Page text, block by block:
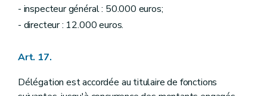
- inspecteur général : 50.000 euros;
- directeur : 12.000 euros.
Art. 17.
Délégation est accordée au titulaire de fonctions